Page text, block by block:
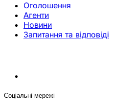
Оголошення
Агенти
Новини
Запитання та відповіді
Соціальні мережі